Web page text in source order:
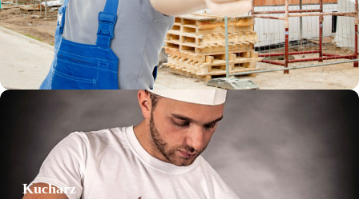
Kucharz